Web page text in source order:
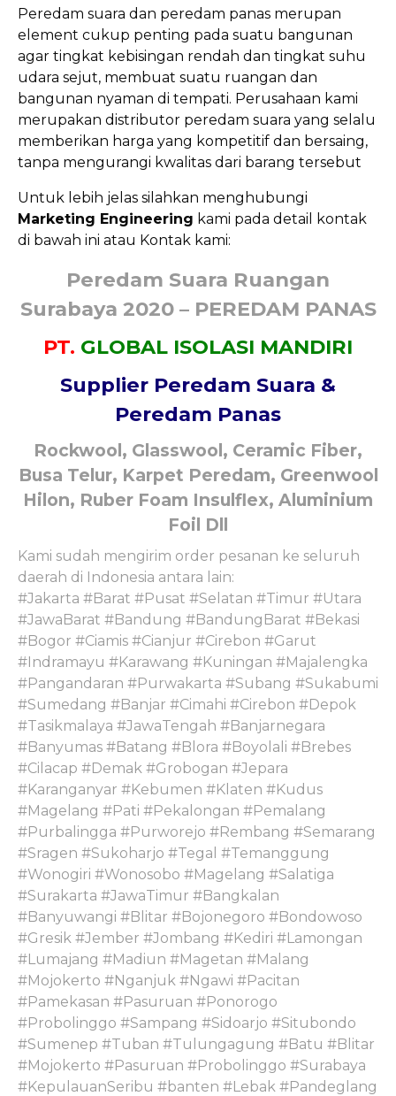
Peredam suara dan peredam panas merupan
element cukup penting pada suatu bangunan
agar tingkat kebisingan rendah dan tingkat suhu
udara sejut, membuat suatu ruangan dan
bangunan nyaman di tempati. Perusahaan kami
merupakan distributor peredam suara yang selalu
memberikan harga yang kompetitif dan bersaing,
tanpa mengurangi kwalitas dari barang tersebut
Untuk lebih jelas silahkan menghubungi
Marketing Engineering kami pada detail kontak
di bawah ini atau Kontak kami:
Peredam Suara Ruangan
Surabaya 2020 – PEREDAM PANAS
PT. GLOBAL ISOLASI MANDIRI
Supplier Peredam Suara &
Peredam Panas
Rockwool, Glasswool, Ceramic Fiber,
Busa Telur, Karpet Peredam, Greenwool
Hilon, Ruber Foam Insulflex, Aluminium
Foil Dll
Kami sudah mengirim order pesanan ke seluruh
daerah di Indonesia antara lain:
#Jakarta #Barat #Pusat #Selatan #Timur #Utara
#JawaBarat #Bandung #BandungBarat #Bekasi
#Bogor #Ciamis #Cianjur #Cirebon #Garut
#Indramayu #Karawang #Kuningan #Majalengka
#Pangandaran #Purwakarta #Subang #Sukabumi
#Sumedang #Banjar #Cimahi #Cirebon #Depok
#Tasikmalaya #JawaTengah #Banjarnegara
#Banyumas #Batang #Blora #Boyolali #Brebes
#Cilacap #Demak #Grobogan #Jepara
#Karanganyar #Kebumen #Klaten #Kudus
#Magelang #Pati #Pekalongan #Pemalang
#Purbalingga #Purworejo #Rembang #Semarang
#Sragen #Sukoharjo #Tegal #Temanggung
#Wonogiri #Wonosobo #Magelang #Salatiga
#Surakarta #JawaTimur #Bangkalan
#Banyuwangi #Blitar #Bojonegoro #Bondowoso
#Gresik #Jember #Jombang #Kediri #Lamongan
#Lumajang #Madiun #Magetan #Malang
#Mojokerto #Nganjuk #Ngawi #Pacitan
#Pamekasan #Pasuruan #Ponorogo
#Probolinggo #Sampang #Sidoarjo #Situbondo
#Sumenep #Tuban #Tulungagung #Batu #Blitar
#Mojokerto #Pasuruan #Probolinggo #Surabaya
#KepulauanSeribu #banten #Lebak #Pandeglang